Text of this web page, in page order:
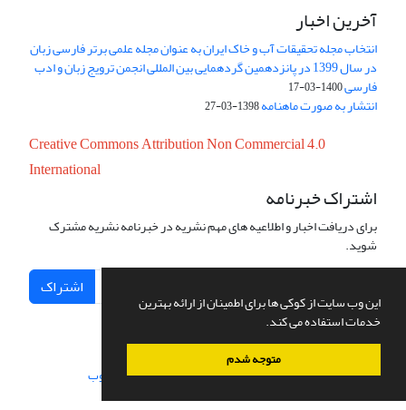
این وب سایت از کوکی ها برای اطمینان از ارائه بهترین
خدمات استفاده می کند.
متوجه شدم
آخرین اخبار
انتخاب مجله تحقیقات آب و خاک ایران به عنوان مجله علمی برتر فارسی زبان
در سال 1399 در پانزدهمین گردهمایی بین المللی انجمن ترویج زبان و ادب
فارسی1400-03-17
انتشار به صورت ماهنامه1398-03-27
Creative Commons Attribution Non Commercial 4.0
International
اشتراک خبرنامه
برای دریافت اخبار و اطلاعیه های مهم نشریه در خبرنامه نشریه مشترک
شوید.
اشتراک
سامانه مدیریت نشریات علمی.طراحی و پیاده سازی از سیناوب